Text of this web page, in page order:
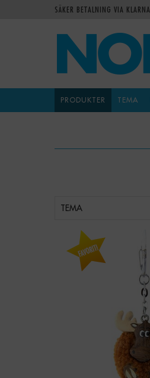
SÄKER BETALNING VIA KLARNA
PRODUKTER TEMA
TEMA
Qty: -